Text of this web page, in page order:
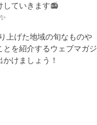
していきます📻
✨
上げた地域の旬なものや
を紹介するウェブマガジ
けましょう！